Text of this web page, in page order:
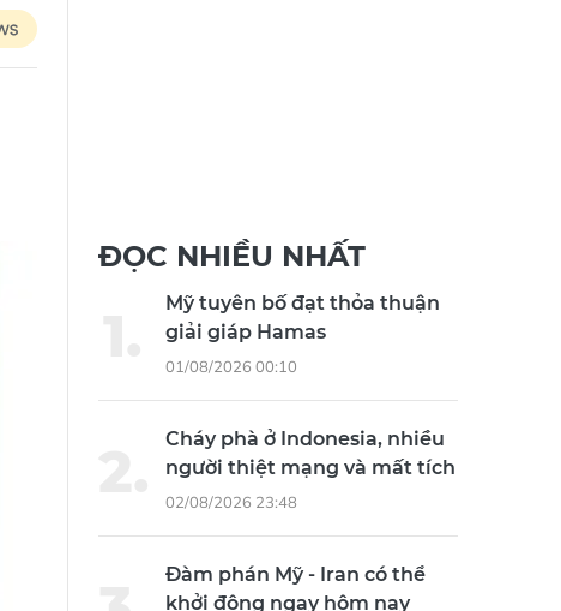
ĐỌC NHIỀU NHẤT
Mỹ tuyên bố đạt thỏa thuận
giải giáp Hamas
01/08/2026 00:10
Cháy phà ở Indonesia, nhiều
người thiệt mạng và mất tích
02/08/2026 23:48
Đàm phán Mỹ - Iran có thể
khởi động ngay hôm nay